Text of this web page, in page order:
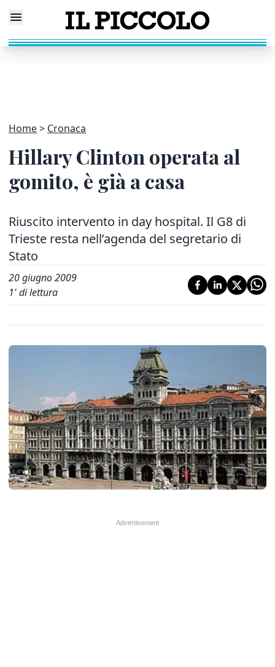
Home Cronaca
Hillary Clinton operata al
gomito, è già a casa
Riuscito intervento in day hospital. Il G8 di
Trieste resta nell’agenda del segretario di
Stato
20 giugno 2009
1' di lettura